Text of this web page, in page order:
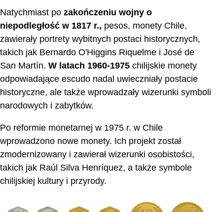
Natychmiast po zakończeniu wojny o
niepodległość w 1817 r., pesos, monety Chile,
zawierały portrety wybitnych postaci historycznych,
takich jak Bernardo O'Higgins Riquelme i José de
San Martín. W latach 1960-1975 chilijskie monety
odpowiadające escudo nadal uwieczniały postacie
historyczne, ale także wprowadzały wizerunki symboli
narodowych i zabytków.
Po reformie monetarnej w 1975 r. w Chile
wprowadzono nowe monety. Ich projekt został
zmodernizowany i zawierał wizerunki osobistości,
takich jak Raúl Silva Henríquez, a także symbole
chilijskiej kultury i przyrody.